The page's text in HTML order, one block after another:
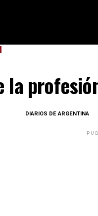
la
DIARIOS DE ARGENTINA